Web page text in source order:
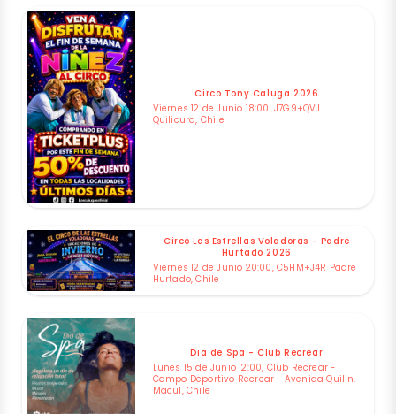
Circo Tony Caluga 2026
Viernes 12 de Junio 18:00, J7G9+QVJ
Quilicura, Chile
Circo Las Estrellas Voladoras - Padre
Hurtado 2026
Viernes 12 de Junio 20:00, C5HM+J4R Padre
Hurtado, Chile
Dia de Spa - Club Recrear
Lunes 15 de Junio 12:00, Club Recrear -
Campo Deportivo Recrear - Avenida Quilin,
Macul, Chile